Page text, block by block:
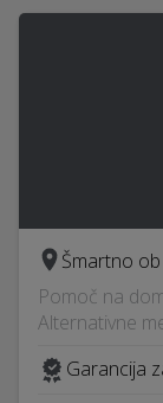
Šmartno
Pomoč na
Alternativne
Garancija